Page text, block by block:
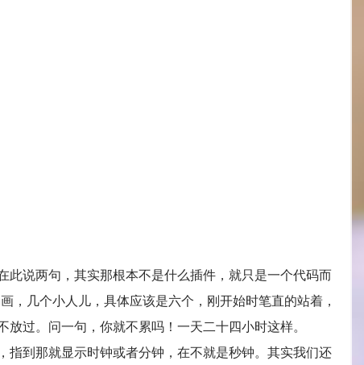
说两句，其实那根本不是什么插件，就只是一个代码而
，几个小人儿，具体应该是六个，刚开始时笔直的站着，
过。问一句，你就不累吗！一天二十四小时这样。
到那就显示时钟或者分钟，在不就是秒钟。其实我们还